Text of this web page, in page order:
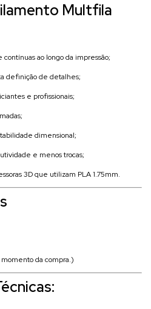
Multfila
ao longo da impressão;
definição de detalhes;
e profissionais;
dimensional;
e menos trocas;
3D que utilizam PLA 1.75mm.
da compra.)